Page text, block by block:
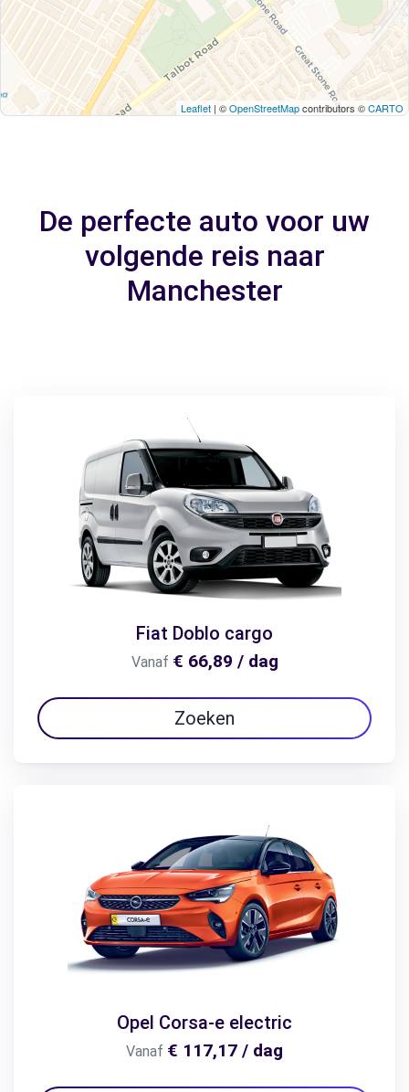
Leaflet | ©OpenStreetMapcontributors ©CARTO
De perfecte auto voor uw
volgende reis naar
Manchester
Fiat Doblo cargo
Vanaf € 66,89 / dag
Zoeken
Opel Corsa-e electric
Vanaf € 117,17 / dag